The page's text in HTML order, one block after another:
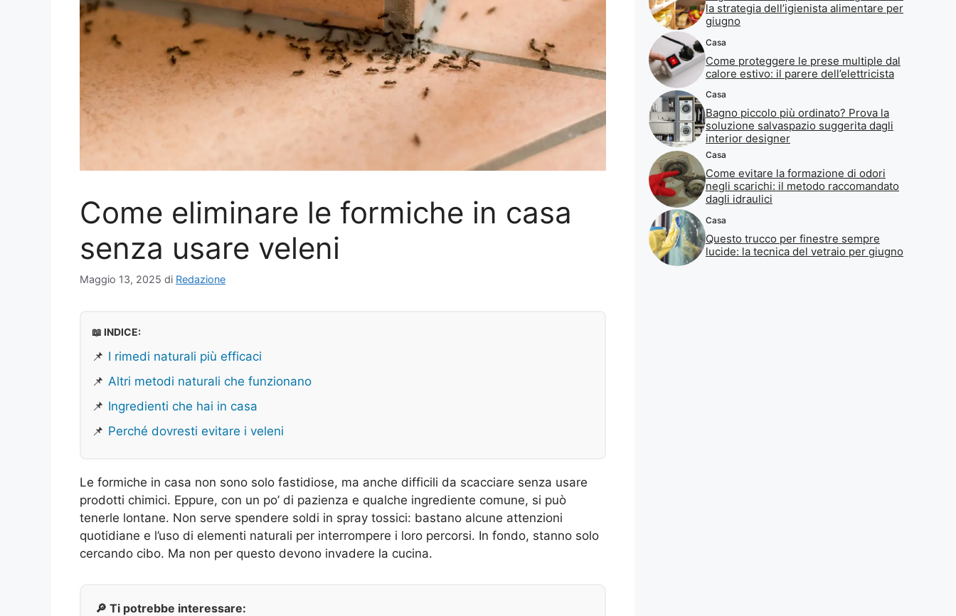
Come eliminare le formiche in casa
senza usare veleni
Maggio 13, 2025 di Redazione
📖 INDICE:
📌 I rimedi naturali più efficaci
📌 Altri metodi naturali che funzionano
📌 Ingredienti che hai in casa
📌 Perché dovresti evitare i veleni
Le formiche in casa non sono solo fastidiose, ma anche difficili da scacciare senza usare
prodotti chimici. Eppure, con un po’ di pazienza e qualche ingrediente comune, si può
tenerle lontane. Non serve spendere soldi in spray tossici: bastano alcune attenzioni
quotidiane e l’uso di elementi naturali per interrompere i loro percorsi. In fondo, stanno solo
cercando cibo. Ma non per questo devono invadere la cucina.
🔎 Ti potrebbe interessare:
la strategia dell’igienista alimentare per
giugno
Casa
Come proteggere le prese multiple dal
calore estivo: il parere dell’elettricista
Casa
Bagno piccolo più ordinato? Prova la
soluzione salvaspazio suggerita dagli
interior designer
Casa
Come evitare la formazione di odori
negli scarichi: il metodo raccomandato
dagli idraulici
Casa
Questo trucco per finestre sempre
lucide: la tecnica del vetraio per giugno